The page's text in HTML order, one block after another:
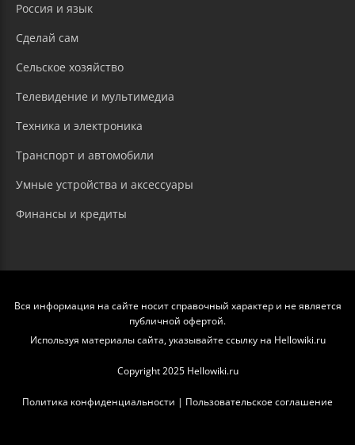
Россия и язык
Сделай сам
Сельское хозяйство
Телевидение и мультимедиа
Техника и электроника
Транспорт и автомобили
Умные устройства и аксессуары
Финансы и кредиты
Вся информация на сайте носит справочный характер и не является
публичной офертой.
Используя материалы сайта, указывайте ссылку на Hellowiki.ru
Copyright 2025 Hellowiki.ru
Политика конфиденциальности | Пользовательское соглашение